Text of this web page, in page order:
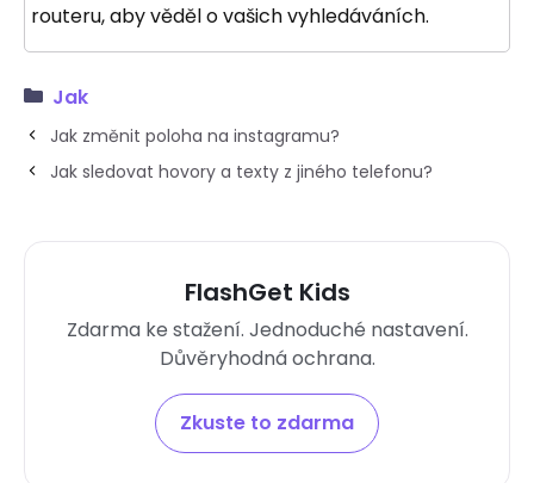
routeru, aby věděl o vašich vyhledáváních.
Jak
Jak změnit poloha na instagramu?
Jak sledovat hovory a texty z jiného telefonu?
FlashGet Kids
Zdarma ke stažení. Jednoduché nastavení.
Důvěryhodná ochrana.
Zkuste to zdarma